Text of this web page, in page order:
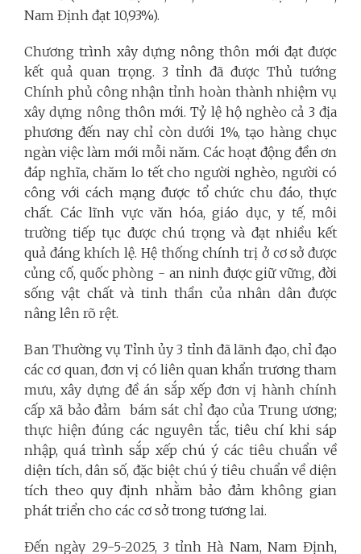
Nam Định đạt 10,93%).
Chương trình xây dựng nông thôn mới đạt được
kết quả quan trọng. 3 tỉnh đã được Thủ tướng
Chính phủ công nhận tỉnh hoàn thành nhiệm vụ
xây dựng nông thôn mới. Tỷ lệ hộ nghèo cả 3 địa
phương đến nay chỉ còn dưới 1%, tạo hàng chục
ngàn việc làm mới mỗi năm. Các hoạt động đền ơn
đáp nghĩa, chăm lo tết cho người nghèo, người có
công với cách mạng được tổ chức chu đáo, thực
chất. Các lĩnh vực văn hóa, giáo dục, y tế, môi
trường tiếp tục được chú trọng và đạt nhiều kết
quả đáng khích lệ. Hệ thống chính trị ở cơ sở được
củng cố, quốc phòng - an ninh được giữ vững, đời
sống vật chất và tinh thần của nhân dân được
nâng lên rõ rệt.
Ban Thường vụ Tỉnh ủy 3 tỉnh đã lãnh đạo, chỉ đạo
các cơ quan, đơn vị có liên quan khẩn trương tham
mưu, xây dựng đề án sắp xếp đơn vị hành chính
cấp xã bảo đảm bám sát chỉ đạo của Trung ương;
thực hiện đúng các nguyên tắc, tiêu chí khi sáp
nhập, quá trình sắp xếp chú ý các tiêu chuẩn về
diện tích, dân số, đặc biệt chú ý tiêu chuẩn về diện
tích theo quy định nhằm bảo đảm không gian
phát triển cho các cơ sở trong tương lai.
Đến ngày 29-5-2025, 3 tỉnh Hà Nam, Nam Định,